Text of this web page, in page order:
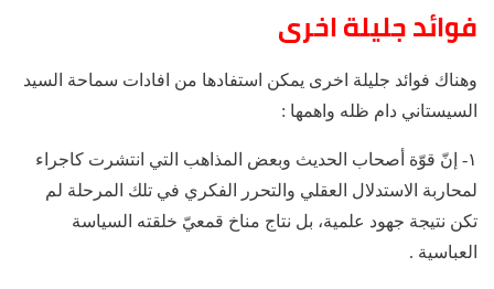
فوائد جليلة اخرى
وهناك فوائد جليلة اخرى يمكن استفادها من افادات سماحة السيد
السيستاني دام ظله واهمها :
١- إنّ قوّة أصحاب الحديث وبعض المذاهب التي انتشرت كاجراء
لمحاربة الاستدلال العقلي والتحرر الفكري في تلك المرحلة لم
تكن نتيجة جهود علمية، بل نتاج مناخ قمعيّ خلقته السياسة
العباسية .